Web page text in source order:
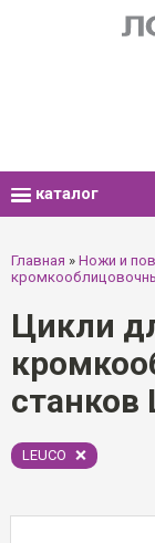
каталог
Главная » Ножи и
Цикли
станков
LEUCO